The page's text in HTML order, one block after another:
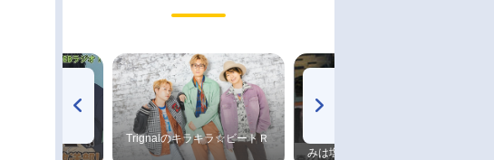
Trignalのキラキラ☆ビートＲ
みは塩だけ